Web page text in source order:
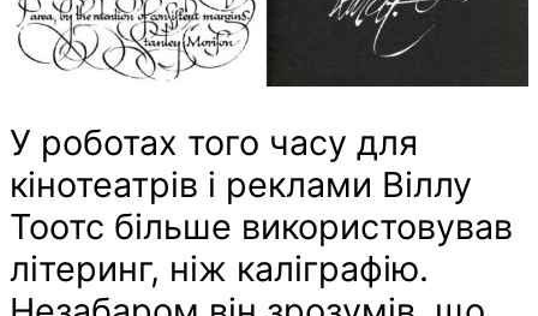
У роботах того часу для
кінотеатрів і реклами Віллу
Тоотс більше використовував
літеринг, ніж каліграфію.